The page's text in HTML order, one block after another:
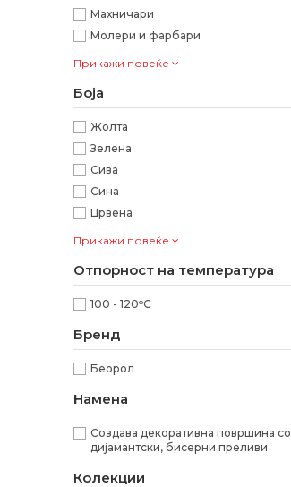
Махничари
Молери и фарбари
Прикажи повеќе
Боја
Жолта
Зелена
Сива
Сина
Црвена
Прикажи повеќе
Отпорност на температура
100 - 120ᵒC
Бренд
Беорол
Намена
Создава декоративна површина со
дијамантски, бисерни преливи
Колекции